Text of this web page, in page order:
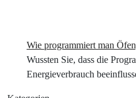
Wie programmiert man
Wussten Sie, dass die
Energieverbrauch